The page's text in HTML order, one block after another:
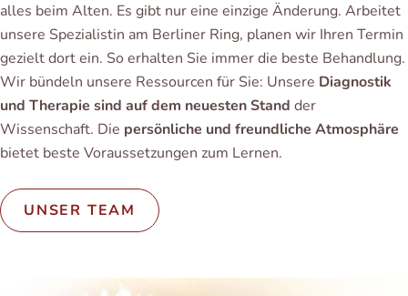
alles beim Alten. Es gibt nur eine einzige Änderung. Arbeitet
unsere Spezialistin am Berliner Ring, planen wir Ihren Termin
gezielt dort ein. So erhalten Sie immer die beste Behandlung.
Wir bündeln unsere Ressourcen für Sie: Unsere Diagnostik
und Therapie sind auf dem neuesten Stand der
Wissenschaft. Die persönliche und freundliche Atmosphäre
bietet beste Voraussetzungen zum Lernen.
UNSER TEAM